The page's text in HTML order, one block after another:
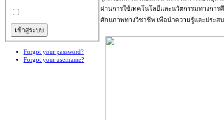
Forgot your password?
Forgot your username?
ผ่านการใช้เทคโนโลยีและนวัตกรรมทางกา
ศักยภาพทางวิชาชีพ เพื่อนำความรู้และประ